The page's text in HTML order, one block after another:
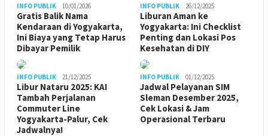
INFO PUBLIK 10/01/2026
Gratis Balik Nama
Kendaraan di Yogyakarta,
Ini Biaya yang Tetap Harus
Dibayar Pemilik
INFO PUBLIK 26/12/2025
Liburan Aman ke
Yogyakarta: Ini Checklist
Penting dan Lokasi Pos
Kesehatan di DIY
INFO PUBLIK 21/12/2025
Libur Nataru 2025: KAI
Tambah Perjalanan
Commuter Line
Yogyakarta-Palur, Cek
Jadwalnya!
INFO PUBLIK 01/12/2025
Jadwal Pelayanan SIM
Sleman Desember 2025,
Cek Lokasi & Jam
Operasional Terbaru